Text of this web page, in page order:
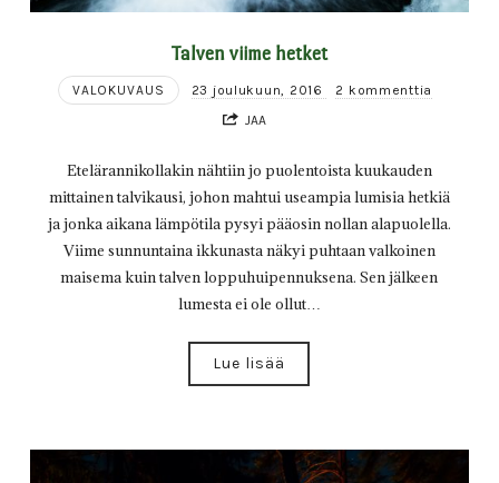
Talven viime hetket
VALOKUVAUS 23 joulukuun, 2016
2 kommenttia
JAA
Etelärannikollakin nähtiin jo puolentoista kuukauden
mittainen talvikausi, johon mahtui useampia lumisia hetkiä
ja jonka aikana lämpötila pysyi pääosin nollan alapuolella.
Viime sunnuntaina ikkunasta näkyi puhtaan valkoinen
maisema kuin talven loppuhuipennuksena. Sen jälkeen
lumesta ei ole ollut…
Lue lisää